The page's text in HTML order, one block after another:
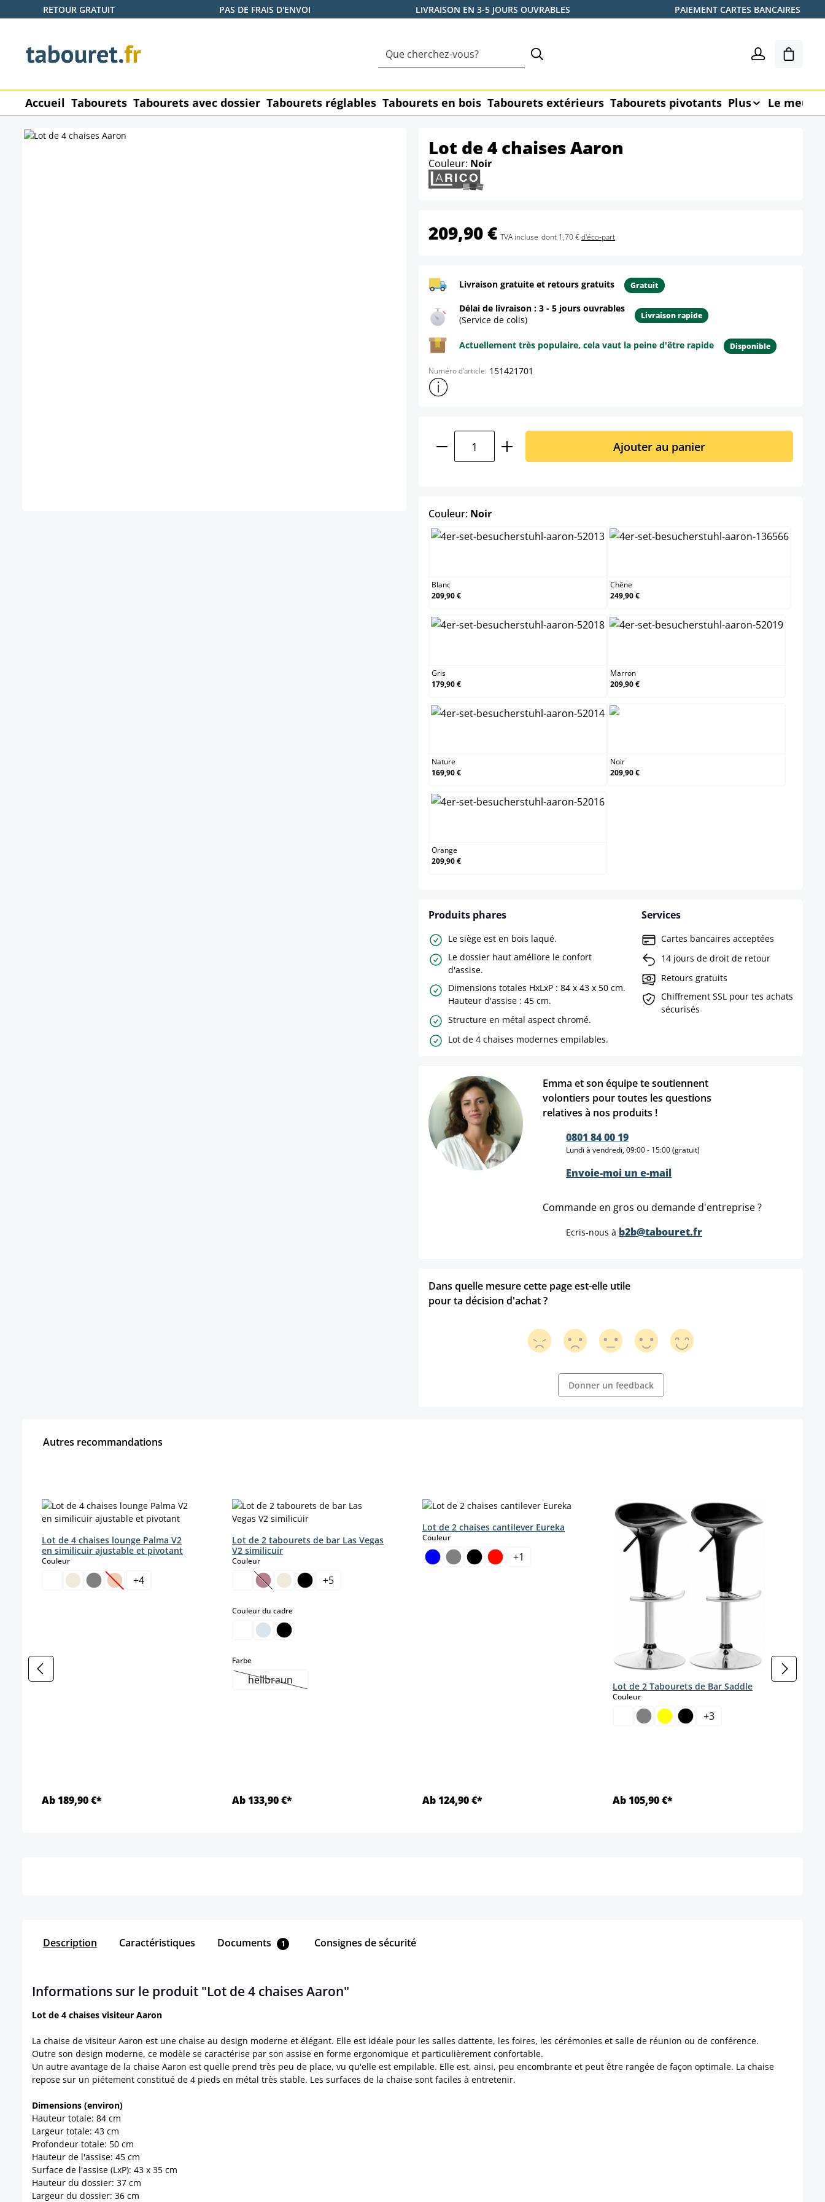
au contenu principal
Passer à la recherche
Passer à la navigation principale
RETOUR GRATUIT PAS DE FRAIS D'ENVOI LIVRAISON EN 3-5 JOURS OUVRABLES PAIEMENT CARTES BANCAIRES
Le
Accueil Tabourets Tabourets avec dossier Tabourets réglables Tabourets en bois Tabourets extérieurs Tabourets pivotants Plus Le
Lot de 4 chaises Aaron
Couleur: Noir
209,90 € TVA incluse dont 1,70 €d'éco-part
Livraison gratuite et retours gratuits Gratuit
Délai de livraison : 3 - 5 jours ouvrables
(Service de colis)
Livraison rapide
Actuellement très populaire, cela vaut la peine d'être rapide Disponible
Numéro d'article: 151421701
Afficher plus d'informations sur le produit
Quantité de produit : Entrez la quantité souhaitée ou
Ajouter au panier
Couleur: Noirselect
Blanc
209,90 €
Chêne
249,90 €
Gris
179,90 €
Marron
209,90 €
Nature
169,90 €
Noir
209,90 €
Orange
209,90 €
Produits phares
Le siège est en bois laqué.
Le dossier haut améliore le confort
d'assise.
Dimensions totales HxLxP : 84 x 43 x 50 cm.
Hauteur d'assise : 45 cm.
Structure en métal aspect chromé.
Lot de 4 chaises modernes empilables.
Services
Cartes bancaires acceptées
14 jours de droit de retour
Retours gratuits
Chiffrement SSL pour tes achats
sécurisés
Emma et son équipe te soutiennent
volontiers pour toutes les questions
relatives à nos produits !
0801 84 00 19
Lundi à vendredi, 09:00 - 15:00 (gratuit)
Envoie-moi un e-mail
Commande en gros ou demande d'entreprise ?
Ecris-nous à b2b@tabouret.fr
Dans quelle mesure cette page est-elle utile
pour ta décision d'achat ?
Donner un feedback
Autres recommandations
Lot de 4 chaises lounge Palma V2
en similicuir ajustable et pivotant
Couleurselect
(Cette option n'est pas disponible pour le moment.)
+4
Ab 189,90 €*
Lot de 2 tabourets de bar Las Vegas
V2 similicuir
Couleurselect
(Cette option n'est pas disponible pour le moment.)
+5
Couleur du cadreselect
Farbeselect
hellbraun(Cette option n'est pas disponible pour le moment.)
Ab 133,90 €*
Lot de 2 chaises cantilever Eureka
Couleurselect
+1
Ab 124,90 €*
Lot de 2 Tabourets de Bar Saddle
Couleurselect
+3
Ab 105,90 €*
Description Caractéristiques Documents 1 Consignes de sécurité
Informations sur le produit "Lot de 4 chaises Aaron"
Lot de 4 chaises visiteur Aaron
La chaise de visiteur Aaron est une chaise au design moderne et élégant. Elle est idéale pour les salles dattente, les foires, les cérémonies et salle de réunion ou de conférence.
Outre son design moderne, ce modèle se caractérise par son assise en forme ergonomique et particulièrement confortable.
Un autre avantage de la chaise Aaron est quelle prend très peu de place, vu qu'elle est empilable. Elle est, ainsi, peu encombrante et peut être rangée de façon optimale. La chaise
repose sur un piétement constitué de 4 pieds en métal très stable. Les surfaces de la chaise sont faciles à entretenir.
Dimensions (environ)
Hauteur totale: 84 cm
Largeur totale: 43 cm
Profondeur totale: 50 cm
Hauteur de l'assise: 45 cm
Surface de l'assise (LxP): 43 x 35 cm
Hauteur du dossier: 37 cm
Largeur du dossier: 36 cm